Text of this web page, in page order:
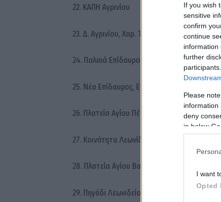
If you wish
sensitive
confirm
continue
information
further
Please
information
deny
in below
I want
Opted
22. ΚΑΠΗ Αγρινίου
23. Δ. Αγρινίου, Χαρ. Τρικούπη
24. Παλαιά Επίδαυρος, Επίδαυρος, 10:00-
25. Νέα Επίδαυρος, Επίδαυρος, 12:30-14:30
26. Πλατεία Αγίου Πέτρου, ‘Αργος, 09:15-14:15
27. Κοινότητα Λεωνίδειο, Αρκαδία
28. Πλατεία Αγίου Βασιλείου, Αρκαδία
29. Πηγάδι Λεωνιδείου, Αρκαδία